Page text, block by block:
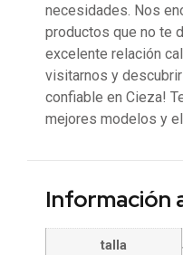
necesidades. Nos
productos que no te
excelente relación
visitarnos y
confiable en Cieza!
mejores modelos y
Información
talla